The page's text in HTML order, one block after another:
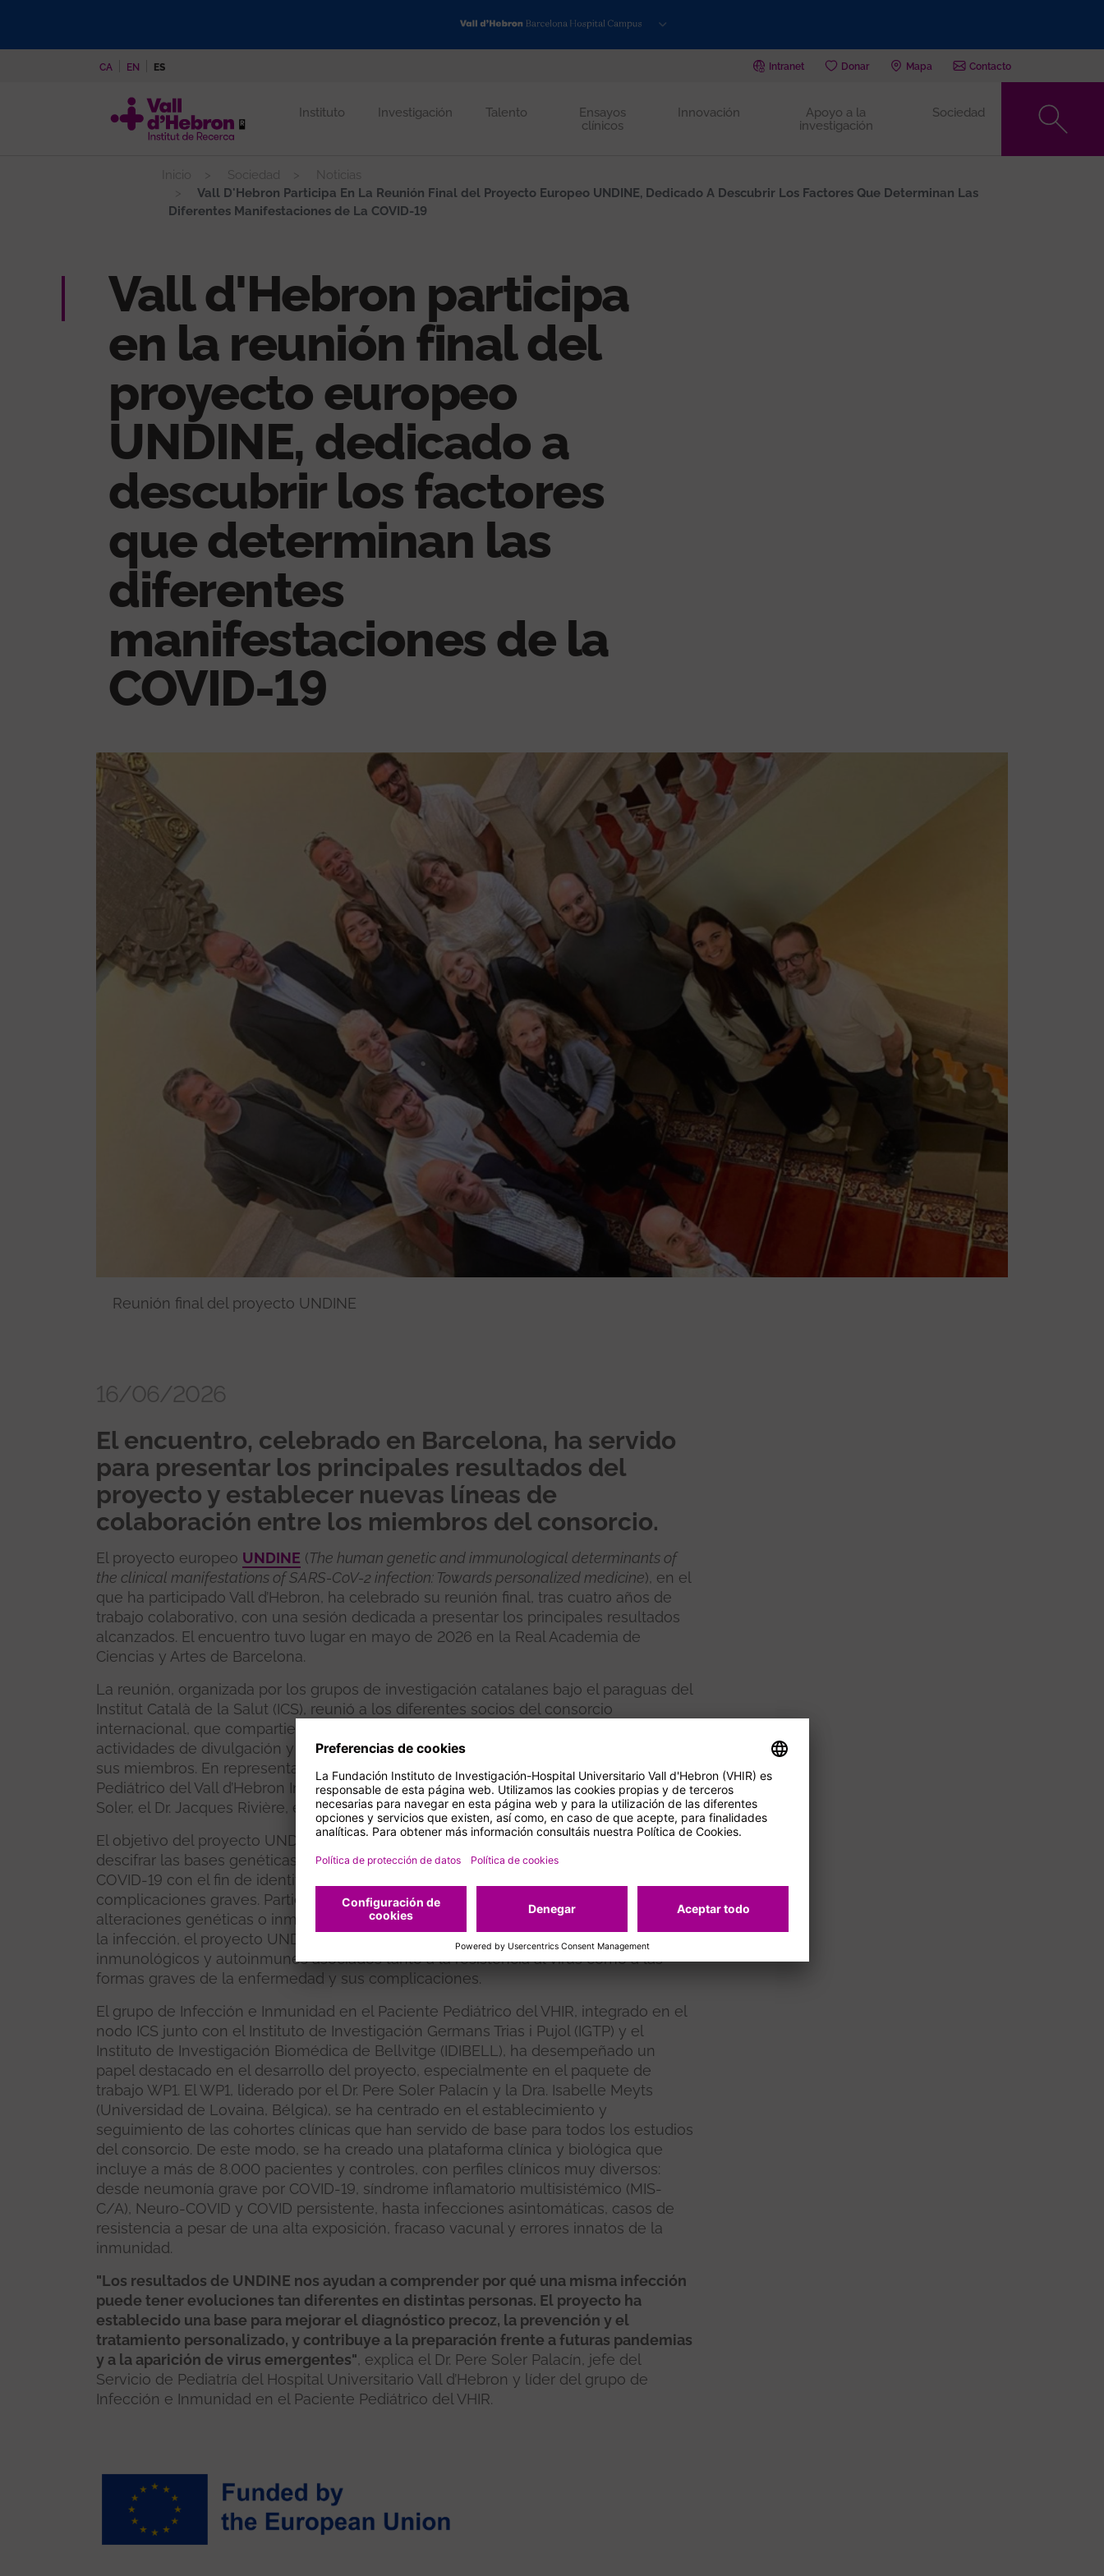
CA EN ES Intranet Donar Mapa Contacto
Instituto Investigación Talento
Ensayos
clínicos
Innovación
Apoyo a la
investigación
Sociedad
Sociedad
Noticias
Vall D'Hebron Participa En La Reunión Final del Proyecto Europeo UNDINE, Dedicado A Descubrir Los Factores Que Determinan Las
Diferentes Manifestaciones de La COVID-19
Vall d'Hebron participa
en la reunión final del
proyecto europeo
UNDINE, dedicado a
descubrir los factores
que determinan las
diferentes
manifestaciones de la
COVID-19
Reunión final del proyecto UNDINE
16/06/2026
El encuentro, celebrado en Barcelona, ha servido
para presentar los principales resultados del
proyecto y establecer nuevas líneas de
colaboración entre los miembros del consorcio.
El proyecto europeo UNDINE (The human genetic and immunological determinants of
the clinical manifestations of SARS-CoV-2 infection: Towards personalized medicine), en el
que ha participado Vall d’Hebron, ha celebrado su reunión final, tras cuatro años de
trabajo colaborativo, con una sesión dedicada a presentar los principales resultados
alcanzados. El encuentro tuvo lugar en mayo de 2026 en la Real Academia de
Ciencias y Artes de Barcelona.
La reunión, organizada por los grupos de investigación catalanes bajo el paraguas del
Institut Català de la Salut (ICS), reunió a los diferentes socios del consorcio
internacional, que compartieron los avances del proyecto, coordinaron las últimas
actividades de divulgación y exploraron nuevas oportunidades de colaboración entre
sus miembros. En representación del grupo de Infección e Inmunidad en el Paciente
Pediátrico del Vall d’Hebron Instituto de Investigación (VHIR), participaron el Dr. Pere
Soler, el Dr. Jacques Rivière, el Dr. Luca Zanieri y Míriam González.
El objetivo del proyecto UNDINE, financiado mediante una ayuda europea H2020, era
descifrar las bases genéticas e inmunológicas de las diferentes manifestaciones de la
COVID-19 con el fin de identificar a las personas con mayor riesgo de sufrir
complicaciones graves. Partiendo de la hipótesis de que muchas personas presentan
alteraciones genéticas o inmunológicas preexistentes que condicionan la respuesta a
la infección, el proyecto UNDINE ha permitido identificar determinantes genéticos,
inmunológicos y autoinmunes asociados tanto a la resistencia al virus como a las
formas graves de la enfermedad y sus complicaciones.
El grupo de Infección e Inmunidad en el Paciente Pediátrico del VHIR, integrado en el
nodo ICS junto con el Instituto de Investigación Germans Trias i Pujol (IGTP) y el
Instituto de Investigación Biomédica de Bellvitge (IDIBELL), ha desempeñado un
papel destacado en el desarrollo del proyecto, especialmente en el paquete de
trabajo WP1. El WP1, liderado por el Dr. Pere Soler Palacín y la Dra. Isabelle Meyts
(Universidad de Lovaina, Bélgica), se ha centrado en el establecimiento y
seguimiento de las cohortes clínicas que han servido de base para todos los estudios
del consorcio. De este modo, se ha creado una plataforma clínica y biológica que
incluye a más de 8.000 pacientes y controles, con perfiles clínicos muy diversos:
desde neumonía grave por COVID-19, síndrome inflamatorio multisistémico (MIS-
C/A), Neuro-COVID y COVID persistente, hasta infecciones asintomáticas, casos de
resistencia a pesar de una alta exposición, fracaso vacunal y errores innatos de la
inmunidad.
"Los resultados de UNDINE nos ayudan a comprender por qué una misma infección
puede tener evoluciones tan diferentes en distintas personas. El proyecto ha
establecido una base para mejorar el diagnóstico precoz, la prevención y el
tratamiento personalizado, y contribuye a la preparación frente a futuras pandemias
y a la aparición de virus emergentes", explica el Dr. Pere Soler Palacín, jefe del
Servicio de Pediatría del Hospital Universitario Vall d’Hebron y líder del grupo de
Infección e Inmunidad en el Paciente Pediátrico del VHIR.